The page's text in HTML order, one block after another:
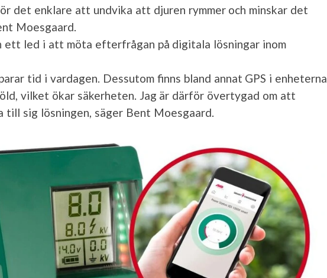
det enklare att undvika att djuren rymmer och minskar det
Moesgaard.
ett led i att möta efterfrågan på digitala lösningar inom
tid i vardagen. Dessutom finns bland annat GPS i enheterna
vilket ökar säkerheten. Jag är därför övertygad om att
till sig lösningen, säger Bent Moesgaard.